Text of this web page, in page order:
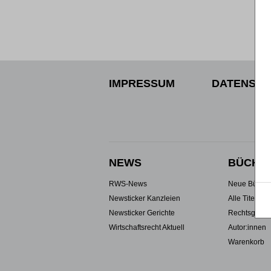
IMPRESSUM
NEWS
RWS-News
Newsticker Kanzleien
Newsticker Gerichte
Wirtschaftsrecht Aktuell
Neue Bücher
Alle Titel
Rechtsgebiete
Autor:innen
Warenkorb